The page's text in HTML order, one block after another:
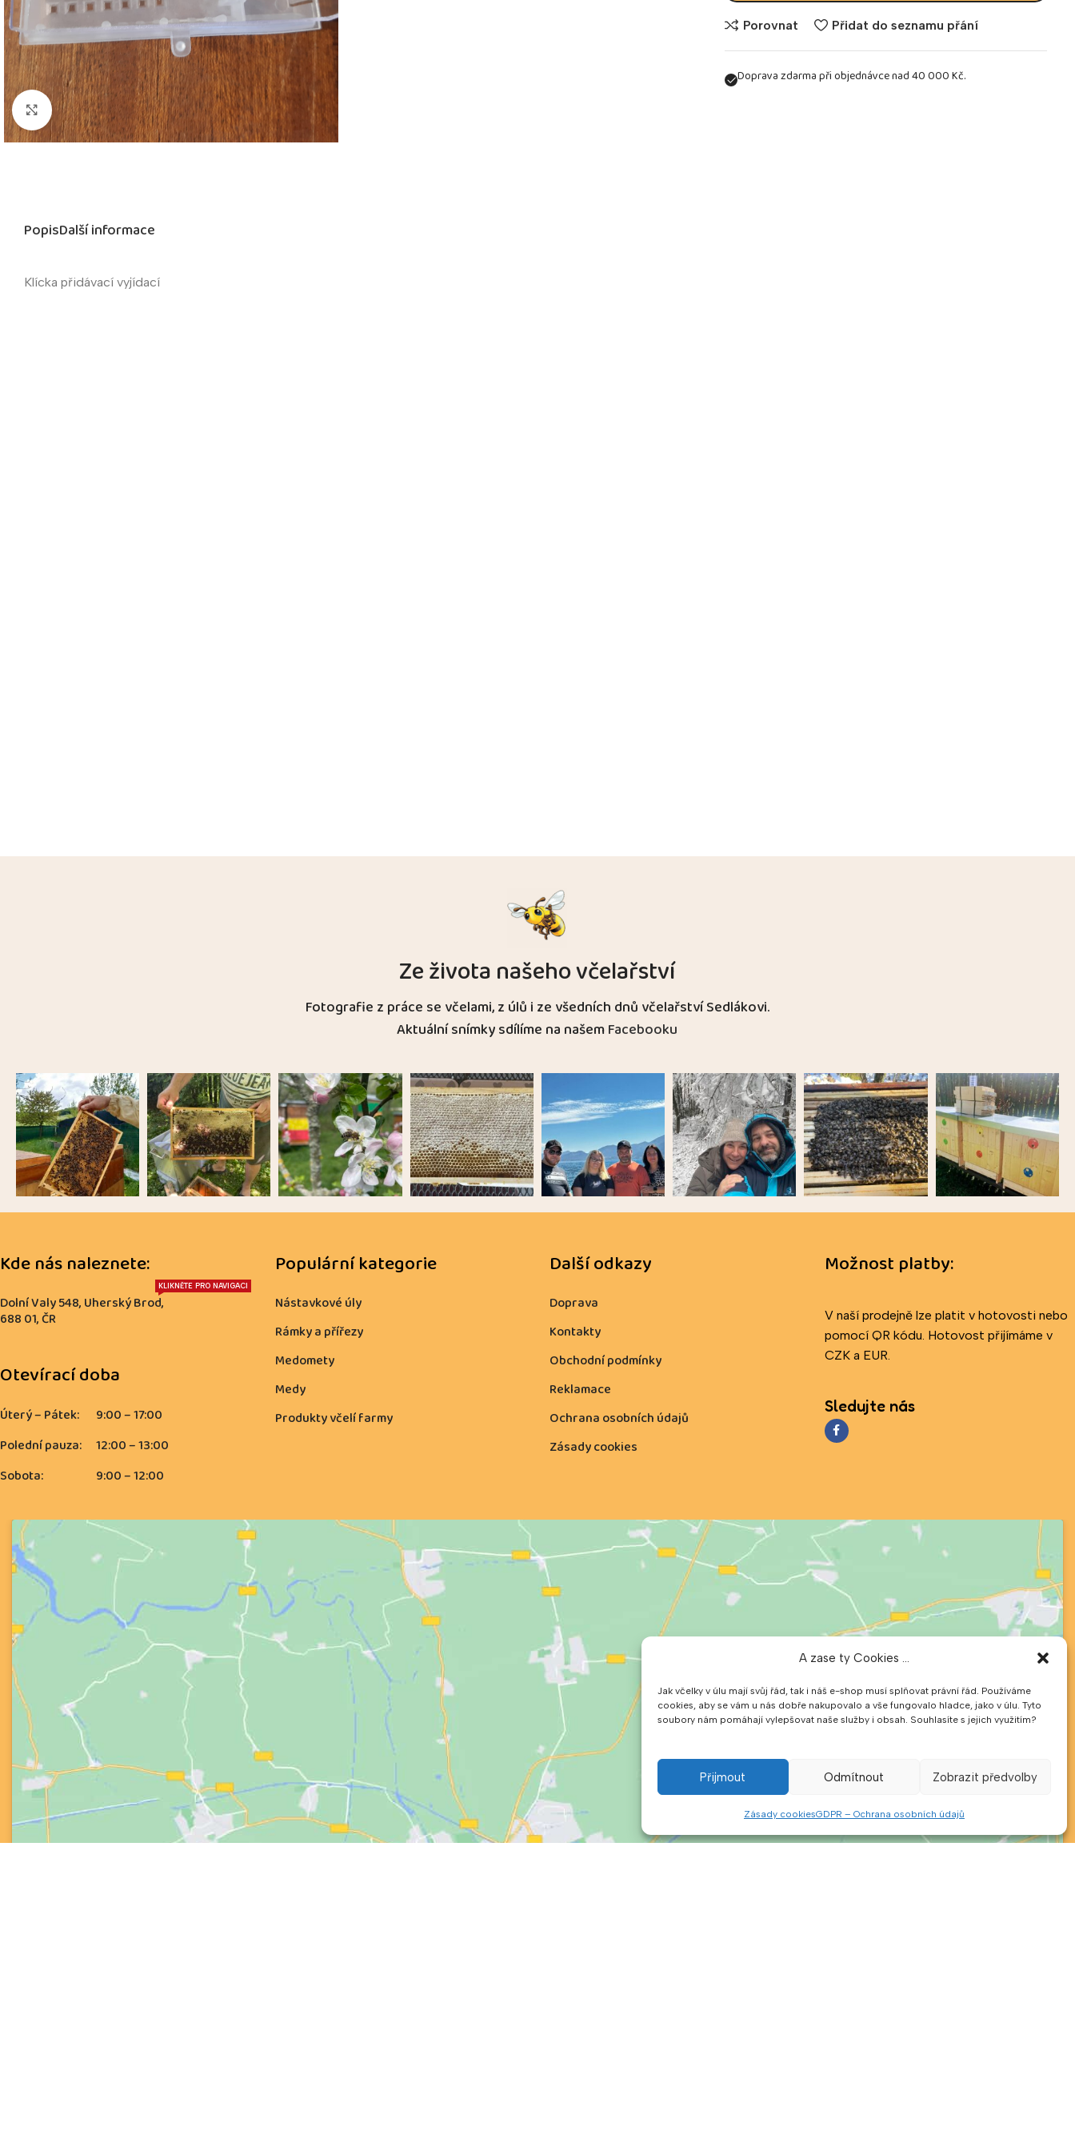
A zase ty Cookies ...
Jak včelky v úlu mají svůj řád, tak i náš e-shop musí splňovat právní řád. Používáme
cookies, aby se vám u nás dobře nakupovalo a vše fungovalo hladce, jako v úlu. Tyto
soubory nám pomáhají vylepšovat naše služby i obsah. Souhlasíte s jejich využitím?
Přijmout Odmítnout Zobrazit předvolby
Zásady cookiesGDPR – Ochrana osobních údajů
Kliknutím zvětšíte
Porovnat Přidat do seznamu přání
Doprava zdarma při objednávce nad 40 000 Kč.
PopisDalší informace
Klícka přidávací vyjídací
Ze života našeho včelařství
Fotografie z práce se včelami, z úlů i ze všedních dnů včelařství Sedlákovi.
Aktuální snímky sdílíme na našemFacebooku
Kde nás naleznete:
Dolní Valy 548, Uherský Brod,
688 01, ČR
KLIKNĚTE PRO NAVIGACI
Otevírací doba
Úterý – Pátek:
9:00 – 17:00
Polední pauza:
12:00 – 13:00
Sobota:
9:00 – 12:00
Populární kategorie
Nástavkové úly
Rámky a přířezy
Medomety
Medy
Produkty včelí farmy
Další odkazy
Doprava
Kontakty
Obchodní podmínky
Reklamace
Ochrana osobních údajů
Zásady cookies
Možnost platby:
V naší prodejně lze platit v hotovosti nebo
pomocí QR kódu. Hotovost přijímáme v
CZK a EUR.
Sledujte nás